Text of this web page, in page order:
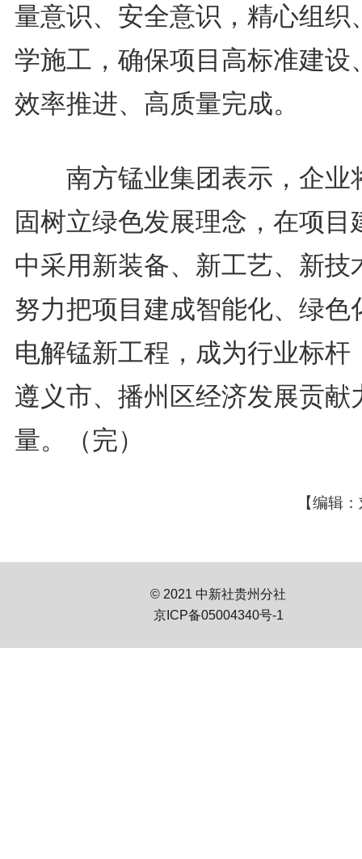
量意识、安全意识，精心组织
学施工，确保项目高标准建设
效率推进、高质量完成。
南方锰业集团表示，企业
固树立绿色发展理念，在项目
中采用新装备、新工艺、新技
努力把项目建成智能化、绿色
电解锰新工程，成为行业标杆
遵义市、播州区经济发展贡献
量。（完）
【编辑
© 2021 中新社贵州分社
京ICP备05004340号-1